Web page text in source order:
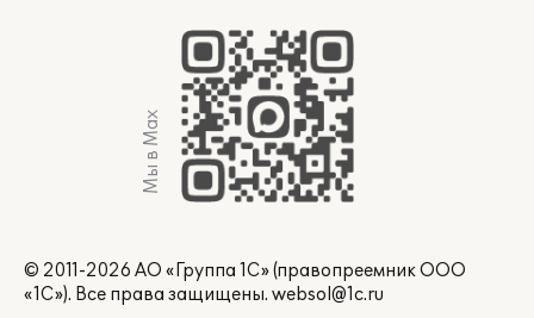
Мы в Max
© 2011-2026 АО «Группа 1С» (правопреемник ООО
«1С»). Все права защищены. websol@1c.ru